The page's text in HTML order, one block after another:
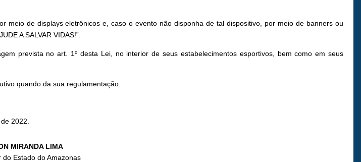
meio de displays eletrônicos e, caso o evento não disponha de tal dispositivo, por meio de banners ou
A SALVAR VIDAS!”.
prevista no art. 1º desta Lei, no interior de seus estabelecimentos esportivos, bem como em seus
quando da sua regulamentação.
2022.
MIRANDA LIMA
do Estado do Amazonas